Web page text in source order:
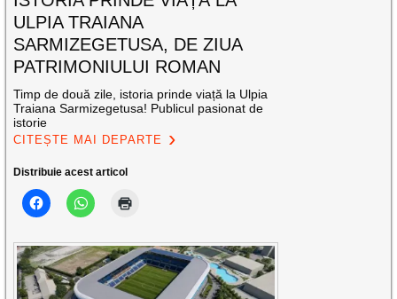
ULPIA TRAIANA
SARMIZEGETUSA, DE ZIUA
PATRIMONIULUI ROMAN
Timp de două zile, istoria prinde viață la Ulpia
Traiana Sarmizegetusa! Publicul pasionat de
istorie
CITEȘTE MAI DEPARTE
Distribuie acest articol